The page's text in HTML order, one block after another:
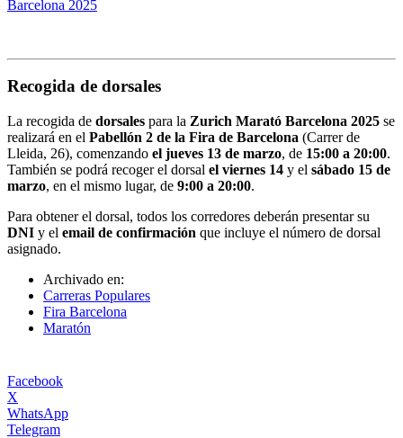
Barcelona 2025
Recogida de dorsales
La recogida de dorsales para la Zurich Marató Barcelona 2025 se
realizará en el Pabellón 2 de la Fira de Barcelona (Carrer de
Lleida, 26), comenzando el jueves 13 de marzo, de 15:00 a 20:00.
También se podrá recoger el dorsal el viernes 14 y el sábado 15 de
marzo, en el mismo lugar, de 9:00 a 20:00.
Para obtener el dorsal, todos los corredores deberán presentar su
DNI y el email de confirmación que incluye el número de dorsal
asignado.
Archivado en:
Carreras Populares
Fira Barcelona
Maratón
Facebook
X
WhatsApp
Telegram